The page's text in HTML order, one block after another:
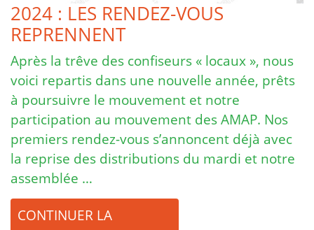
2024 : LES RENDEZ-VOUS
REPRENNENT
Après la trêve des confiseurs « locaux », nous
voici repartis dans une nouvelle année, prêts
à poursuivre le mouvement et notre
participation au mouvement des AMAP. Nos
premiers rendez-vous s’annoncent déjà avec
la reprise des distributions du mardi et notre
assemblée …
CONTINUER LA